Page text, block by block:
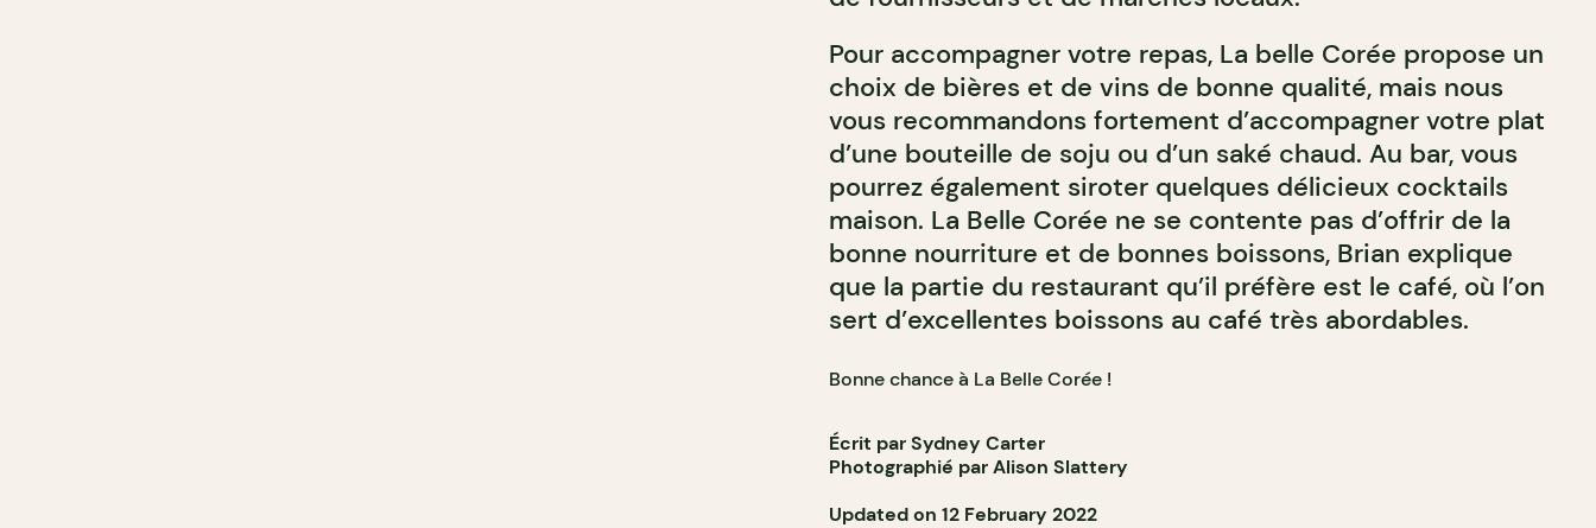
Pour accompagner votre repas, La belle Corée propose un
choix de bières et de vins de bonne qualité, mais nous
vous recommandons fortement d’accompagner votre plat
d’une bouteille de soju ou d’un saké chaud. Au bar, vous
pourrez également siroter quelques délicieux cocktails
maison. La Belle Corée ne se contente pas d’offrir de la
bonne nourriture et de bonnes boissons, Brian explique
que la partie du restaurant qu’il préfère est le café, où l’on
sert d’excellentes boissons au café très abordables.
Bonne chance à La Belle Corée !
Écrit par Sydney Carter
Photographié par Alison Slattery
Updated on 12 February 2022